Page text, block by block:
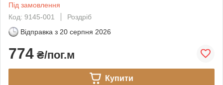
Під замовлення
Код: 9145-001
Роздріб
Відправка з 20 серпня 2026
774 ₴/пог.м
Купити